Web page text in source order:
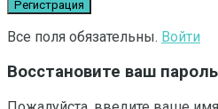
Все поля обязательны. Войти
Восстановите ваш пароль